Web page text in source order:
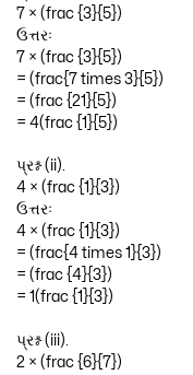
7 × (frac {3}{5})
ઉત્તરઃ
7 × (frac {3}{5})
= (frac{7 times 3}{5})
= (frac {21}{5})
= 4(frac {1}{5})
પ્રશ્ન (ii).
4 × (frac {1}{3})
ઉત્તરઃ
4 × (frac {1}{3})
= (frac{4 times 1}{3})
= (frac {4}{3})
= 1(frac {1}{3})
પ્રશ્ન (iii).
2 × (frac {6}{7})